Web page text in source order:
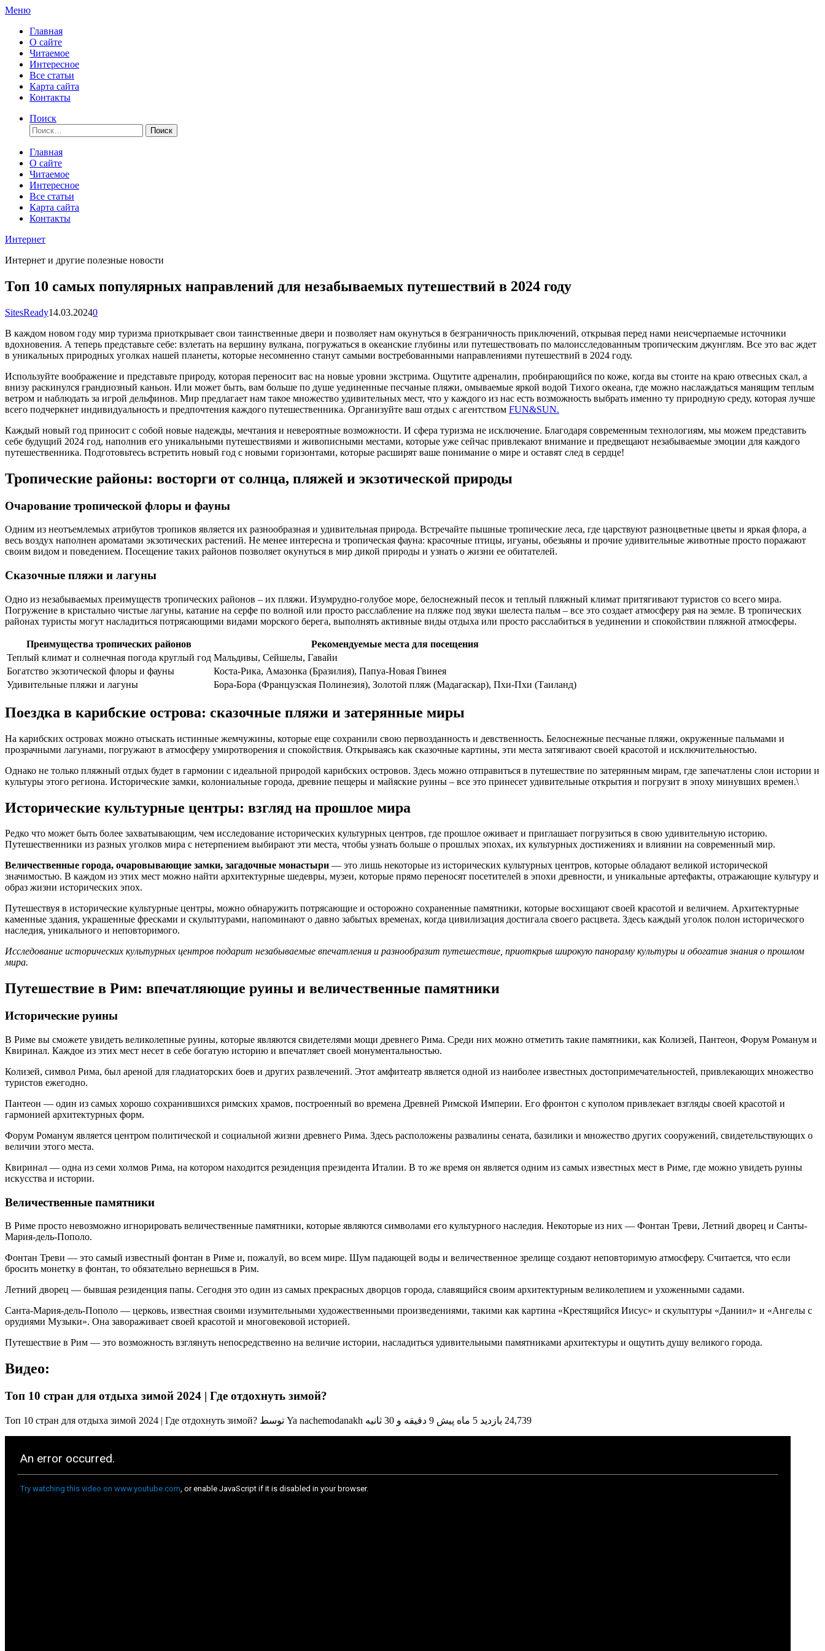
Перейти
содержимому
Меню
Главная
О сайте
Читаемое
Интересное
Все статьи
Карта сайта
Контакты
Поиск
Найти:
Главная
О сайте
Читаемое
Интересное
Все статьи
Карта сайта
Контакты
Интернет
Интернет и другие полезные новости
Топ 10 самых популярных направлений для незабываемых путешествий в 2024 году
SitesReady14.03.20240
В каждом новом году мир туризма приоткрывает свои таинственные двери и позволяет нам окунуться в безграничность приключений, открывая перед нами неисчерпаемые источники
вдохновения. А теперь представьте себе: взлетать на вершину вулкана, погружаться в океанские глубины или путешествовать по малоисследованным тропическим джунглям. Все это вас ждет
в уникальных природных уголках нашей планеты, которые несомненно станут самыми востребованными направлениями путешествий в 2024 году.
Используйте воображение и представьте природу, которая переносит вас на новые уровни экстрима. Ощутите адреналин, пробирающийся по коже, когда вы стоите на краю отвесных скал, а
внизу раскинулся грандиозный каньон. Или может быть, вам больше по душе уединенные песчаные пляжи, омываемые яркой водой Тихого океана, где можно наслаждаться манящим теплым
ветром и наблюдать за игрой дельфинов. Мир предлагает нам такое множество удивительных мест, что у каждого из нас есть возможность выбрать именно ту природную среду, которая лучше
всего подчеркнет индивидуальность и предпочтения каждого путешественника. Организуйте ваш отдых с агентством FUN&SUN.
Каждый новый год приносит с собой новые надежды, мечтания и невероятные возможности. И сфера туризма не исключение. Благодаря современным технологиям, мы можем представить
себе будущий 2024 год, наполнив его уникальными путешествиями и живописными местами, которые уже сейчас привлекают внимание и предвещают незабываемые эмоции для каждого
путешественника. Подготовьтесь встретить новый год с новыми горизонтами, которые расширят ваше понимание о мире и оставят след в сердце!
Тропические районы: восторги от солнца, пляжей и экзотической природы
Очарование тропической флоры и фауны
Одним из неотъемлемых атрибутов тропиков является их разнообразная и удивительная природа. Встречайте пышные тропические леса, где царствуют разноцветные цветы и яркая флора, а
весь воздух наполнен ароматами экзотических растений. Не менее интересна и тропическая фауна: красочные птицы, игуаны, обезьяны и прочие удивительные животные просто поражают
своим видом и поведением. Посещение таких районов позволяет окунуться в мир дикой природы и узнать о жизни ее обитателей.
Сказочные пляжи и лагуны
Одно из незабываемых преимуществ тропических районов – их пляжи. Изумрудно-голубое море, белоснежный песок и теплый пляжный климат притягивают туристов со всего мира.
Погружение в кристально чистые лагуны, катание на серфе по волной или просто расслабление на пляже под звуки шелеста пальм – все это создает атмосферу рая на земле. В тропических
районах туристы могут насладиться потрясающими видами морского берега, выполнять активные виды отдыха или просто расслабиться в уединении и спокойствии пляжной атмосферы.
Преимущества тропических районов
Рекомендуемые места для посещения
Теплый климат и солнечная погода круглый год Мальдивы, Сейшелы, Гавайи
Богатство экзотической флоры и фауны
Коста-Рика, Амазонка (Бразилия), Папуа-Новая Гвинея
Удивительные пляжи и лагуны
Бора-Бора (Французская Полинезия), Золотой пляж (Мадагаскар), Пхи-Пхи (Таиланд)
Поездка в карибские острова: сказочные пляжи и затерянные миры
На карибских островах можно отыскать истинные жемчужины, которые еще сохранили свою первозданность и девственность. Белоснежные песчаные пляжи, окруженные пальмами и
прозрачными лагунами, погружают в атмосферу умиротворения и спокойствия. Открываясь как сказочные картины, эти места затягивают своей красотой и исключительностью.
Однако не только пляжный отдых будет в гармонии с идеальной природой карибских островов. Здесь можно отправиться в путешествие по затерянным мирам, где запечатлены слои истории и
культуры этого региона. Исторические замки, колониальные города, древние пещеры и майяские руины – все это принесет удивительные открытия и погрузит в эпоху минувших времен.\
Исторические культурные центры: взгляд на прошлое мира
Редко что может быть более захватывающим, чем исследование исторических культурных центров, где прошлое оживает и приглашает погрузиться в свою удивительную историю.
Путешественники из разных уголков мира с нетерпением выбирают эти места, чтобы узнать больше о прошлых эпохах, их культурных достижениях и влиянии на современный мир.
Величественные города, очаровывающие замки, загадочные монастыри — это лишь некоторые из исторических культурных центров, которые обладают великой исторической
значимостью. В каждом из этих мест можно найти архитектурные шедевры, музеи, которые прямо переносят посетителей в эпохи древности, и уникальные артефакты, отражающие культуру и
образ жизни исторических эпох.
Путешествуя в исторические культурные центры, можно обнаружить потрясающие и осторожно сохраненные памятники, которые восхищают своей красотой и величием. Архитектурные
каменные здания, украшенные фресками и скульптурами, напоминают о давно забытых временах, когда цивилизация достигала своего расцвета. Здесь каждый уголок полон исторического
наследия, уникального и неповторимого.
Исследование исторических культурных центров подарит незабываемые впечатления и разнообразит путешествие, приоткрыв широкую панораму культуры и обогатив знания о прошлом
мира.
Путешествие в Рим: впечатляющие руины и величественные памятники
Исторические руины
В Риме вы сможете увидеть великолепные руины, которые являются свидетелями мощи древнего Рима. Среди них можно отметить такие памятники, как Колизей, Пантеон, Форум Романум и
Квиринал. Каждое из этих мест несет в себе богатую историю и впечатляет своей монументальностью.
Колизей, символ Рима, был ареной для гладиаторских боев и других развлечений. Этот амфитеатр является одной из наиболее известных достопримечательностей, привлекающих множество
туристов ежегодно.
Пантеон — один из самых хорошо сохранившихся римских храмов, построенный во времена Древней Римской Империи. Его фронтон с куполом привлекает взгляды своей красотой и
гармонией архитектурных форм.
Форум Романум является центром политической и социальной жизни древнего Рима. Здесь расположены развалины сената, базилики и множество других сооружений, свидетельствующих о
величии этого места.
Квиринал — одна из семи холмов Рима, на котором находится резиденция президента Италии. В то же время он является одним из самых известных мест в Риме, где можно увидеть руины
искусства и истории.
Величественные памятники
В Риме просто невозможно игнорировать величественные памятники, которые являются символами его культурного наследия. Некоторые из них — Фонтан Треви, Летний дворец и Санты-
Мария-дель-Пополо.
Фонтан Треви — это самый известный фонтан в Риме и, пожалуй, во всем мире. Шум падающей воды и величественное зрелище создают неповторимую атмосферу. Считается, что если
бросить монетку в фонтан, то обязательно вернешься в Рим.
Летний дворец — бывшая резиденция папы. Сегодня это один из самых прекрасных дворцов города, славящийся своим архитектурным великолепием и ухоженными садами.
Санта-Мария-дель-Пополо — церковь, известная своими изумительными художественными произведениями, такими как картина «Крестящийся Иисус» и скульптуры «Даниил» и «Ангелы с
орудиями Музыки». Она завораживает своей красотой и многовековой историей.
Путешествие в Рим — это возможность взглянуть непосредственно на величие истории, насладиться удивительными памятниками архитектуры и ощутить душу великого города.
Видео:
Топ 10 стран для отдыха зимой 2024 | Где отдохнуть зимой?